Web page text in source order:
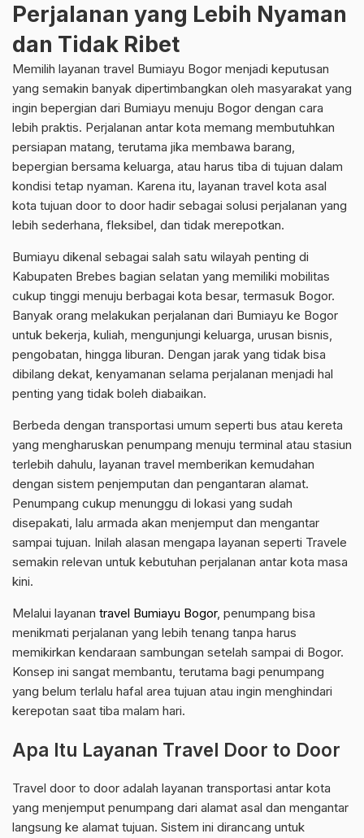
Perjalanan yang Lebih Nyaman
dan Tidak Ribet
Memilih layanan travel Bumiayu Bogor menjadi keputusan
yang semakin banyak dipertimbangkan oleh masyarakat yang
ingin bepergian dari Bumiayu menuju Bogor dengan cara
lebih praktis. Perjalanan antar kota memang membutuhkan
persiapan matang, terutama jika membawa barang,
bepergian bersama keluarga, atau harus tiba di tujuan dalam
kondisi tetap nyaman. Karena itu, layanan travel kota asal
kota tujuan door to door hadir sebagai solusi perjalanan yang
lebih sederhana, fleksibel, dan tidak merepotkan.
Bumiayu dikenal sebagai salah satu wilayah penting di
Kabupaten Brebes bagian selatan yang memiliki mobilitas
cukup tinggi menuju berbagai kota besar, termasuk Bogor.
Banyak orang melakukan perjalanan dari Bumiayu ke Bogor
untuk bekerja, kuliah, mengunjungi keluarga, urusan bisnis,
pengobatan, hingga liburan. Dengan jarak yang tidak bisa
dibilang dekat, kenyamanan selama perjalanan menjadi hal
penting yang tidak boleh diabaikan.
Berbeda dengan transportasi umum seperti bus atau kereta
yang mengharuskan penumpang menuju terminal atau stasiun
terlebih dahulu, layanan travel memberikan kemudahan
dengan sistem penjemputan dan pengantaran alamat.
Penumpang cukup menunggu di lokasi yang sudah
disepakati, lalu armada akan menjemput dan mengantar
sampai tujuan. Inilah alasan mengapa layanan seperti Travele
semakin relevan untuk kebutuhan perjalanan antar kota masa
kini.
Melalui layanan travel Bumiayu Bogor, penumpang bisa
menikmati perjalanan yang lebih tenang tanpa harus
memikirkan kendaraan sambungan setelah sampai di Bogor.
Konsep ini sangat membantu, terutama bagi penumpang
yang belum terlalu hafal area tujuan atau ingin menghindari
kerepotan saat tiba malam hari.
Apa Itu Layanan Travel Door to Door
Travel door to door adalah layanan transportasi antar kota
yang menjemput penumpang dari alamat asal dan mengantar
langsung ke alamat tujuan. Sistem ini dirancang untuk